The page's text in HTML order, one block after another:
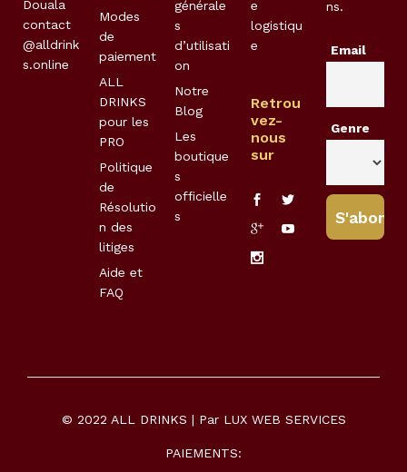
Douala
contact
@alldrink
s.online
Modes
de
paiement
ALL
DRINKS
pour les
PRO
Politique
de
Résolutio
n des
litiges
Aide et
FAQ
générale
s
d’utilisati
on
Notre
Blog
Les
boutique
s
officielle
s
e
logistiqu
e
Retrou
vez-
nous
sur
ns.
Email
Genre
© 2022 ALL DRINKS | Par LUX WEB SERVICES
PAIEMENTS: